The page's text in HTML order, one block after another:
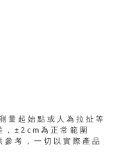
量起始點或人為拉扯等
，±2cm為正常範圍
參考，一切以實際產品